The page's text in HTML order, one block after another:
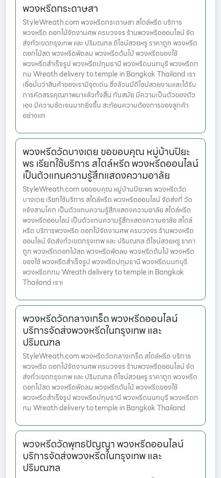
พวงหรีดกระดาษสา
StyleWreath.com พวงหรีดกระดาษสา สไตล์หรีด บริการ
พวงหรีด ดอกไม้จัดงานศพ ครบวงจร ร้านพวงหรีดออนไลน์ จัด
ส่งทั่วเขตกรุงเทพ และ ปริมณฑล ดีไซน์สวยหรู ราคาถูก พวงหรีด
ดอกไม้สด พวงหรีดพัดลม พวงหรีดต้นไม้ พวงหรีดของใช้
พวงหรีดสำเร็จรูป พวงหรีดปทุมธานี พวงหรีดนนทบุรี พวงหรีดก
ทม Wreath delivery to temple in Bangkok Thailand เรา
เชื่อมั่นว่าสินค้าของเรามีจุดเด่น ซึ่งล้วนมีดีไซน์สวยงามและได้รับ
การคัดสรรคุณภาพมาแล้วทั้งสิ้น ทันสมัย มีความเป็นตัวของตัว
เอง มีความชัดเจนมากยิ่งขึ้น สะท้อนความต้องการของลูกค้า
อย่างแท
พวงหรีดวัดบางเตย ขอขอบคุณ หมู่บ้านปิยะ
พร เรียกใช้บริการ สไตล์หรีด พวงหรีดออนไลน์
เป็นตัวแทนความรู้สึกแสดงความอาลัย
StyleWreath.com ขอขอบคุณ หมู่บ้านปิยะพร พวงหรีดวัด
บางเตย เรียกใช้บริการ สไตล์หรีด พวงหรีดออนไลน์ จัดส่งที่ วัด
แจ้งสามโคก เป็นตัวแทนความรู้สึกแสดงความอาลัย สไตล์หรีด
พวงหรีดออนไลน์ เป็นตัวแทนความรู้สึกแสดงความอาลัย สไตล์
หรีด บริการพวงหรีด ดอกไม้จัดงานศพ ครบวงจร ร้านพวงหรีด
ออนไลน์ จัดส่งทั่วเขตกรุงเทพ และ ปริมณฑล ดีไซน์สวยหรู ราคา
ถูก พวงหรีดดอกไม้สด พวงหรีดพัดลม พวงหรีดต้นไม้ พวงหรีด
ของใช้ พวงหรีดสำเร็จรูป พวงหรีดปทุมธานี พวงหรีดนนทบุรี
พวงหรีดกทม Wreath delivery to temple in Bangkok
Thailand เราเ
พวงหรีดวัดกลางเกร็ด พวงหรีดออนไลน์
บริการจัดส่งพวงหรีดในกรุงเทพ และ
ปริมณฑล
StyleWreath.com พวงหรีดวัดกลางเกร็ด สไตล์หรีด บริการ
พวงหรีด ดอกไม้จัดงานศพ ครบวงจร ร้านพวงหรีดออนไลน์ จัด
ส่งทั่วเขตกรุงเทพ และ ปริมณฑล ดีไซน์สวยหรู ราคาถูก พวงหรีด
ดอกไม้สด พวงหรีดพัดลม พวงหรีดต้นไม้ พวงหรีดของใช้
พวงหรีดสำเร็จรูป พวงหรีดปทุมธานี พวงหรีดนนทบุรี พวงหรีดก
ทม Wreath delivery to temple in Bangkok Thailand
พวงหรีดวัดพุทธปัญญา พวงหรีดออนไลน์
บริการจัดส่งพวงหรีดในกรุงเทพ และ
ปริมณฑล